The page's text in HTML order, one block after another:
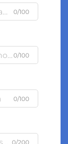
0/100
0/100
0/100
0/200